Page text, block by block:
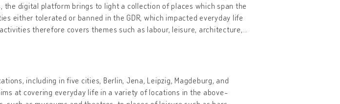
the digital platform brings to light a collection of places which span the
either tolerated or banned in the GDR, which impacted everyday life
therefore covers themes such as labour, leisure, architecture,
including in five cities, Berlin, Jena, Leipzig, Magdeburg, and
at covering everyday life in a variety of locations in the above-